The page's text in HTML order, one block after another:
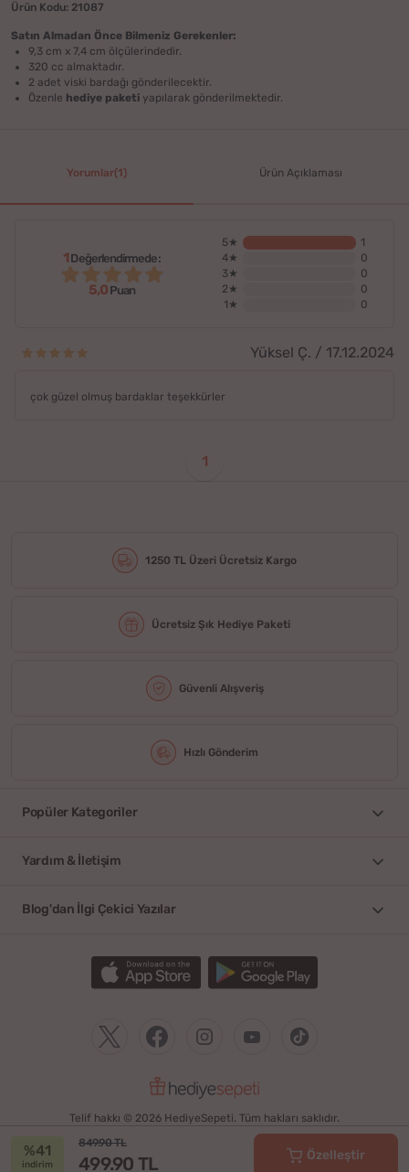
%41
indirim
849.90 TL
499.90 TL Özelleştir
Ürün Kodu: 21087
Satın Almadan Önce Bilmeniz Gerekenler:
9,3 cm x 7,4 cm ölçülerindedir.
320 cc almaktadır.
2 adet viski bardağı gönderilecektir.
Özenle hediye paketi yapılarak gönderilmektedir.
Yorumlar(1) Ürün Açıklaması
1 Değerlendirmede:
5,0Puan
5★
1
4★
0
3★
0
2★
0
1★
0
Yüksel Ç. / 17.12.2024
çok güzel olmuş bardaklar teşekkürler
1
1250 TL Üzeri Ücretsiz Kargo
Ücretsiz Şık Hediye Paketi
Güvenli Alışveriş
Hızlı Gönderim
Popüler Kategoriler
Yardım & İletişim
Blog'dan İlgi Çekici Yazılar
Telif hakkı © 2026 HediyeSepeti. Tüm hakları saklıdır.